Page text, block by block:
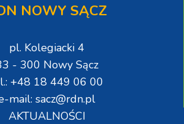
NOWY SĄCZ
pl. Kolegiacki 4
- 300 Nowy Sącz
+48 18 449 06 00
mail: sacz@rdn.pl
AKTUALNOŚCI